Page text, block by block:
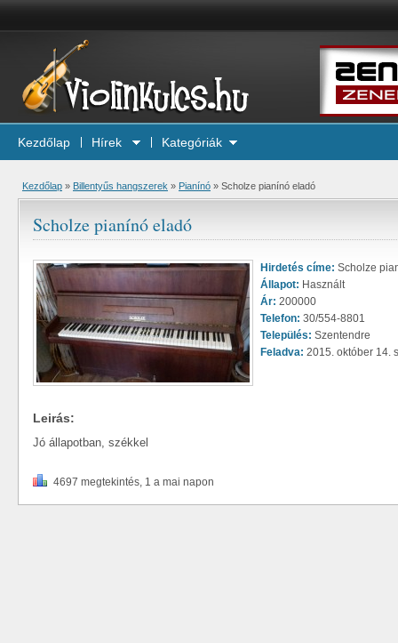
Kezdőlap Hírek Kategóriák
Kezdőlap » Billentyűs hangszerek » Pianínó » Scholze pianínó eladó
Scholze pianínó eladó
Hirdetés címe: Scholze
Állapot: Használt
Ár: 200000
Telefon: 30/554-8801
Település: Szentendre
Feladva: 2015. október 14.
Leirás:
Jó állapotban, székkel
4697 megtekintés, 1 a mai napon